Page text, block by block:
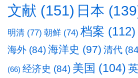
文献 (151) 日本
明清 (77) 朝鲜 (74) 档案 (112)
海外 (84)海洋史 (97) 清代
(66) 经济史 (84) 美国 (104)